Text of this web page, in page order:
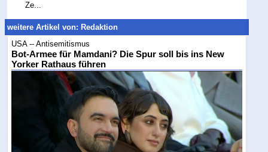
Ze...
weitere Artikel von: Redaktion
USA -- Antisemitismus
Bot-Armee für Mamdani? Die Spur soll bis ins New
Yorker Rathaus führen